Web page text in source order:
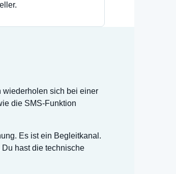
wiederholen sich bei einer
die SMS-Funktion
Es ist ein Begleitkanal.
hast die technische